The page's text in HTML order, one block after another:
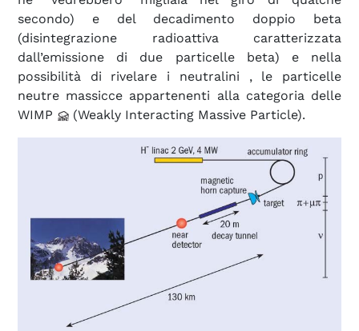
secondo) e del decadimento doppio beta
(disintegrazione radioattiva caratterizzata
dall’emissione di due particelle beta) e nella
possibilità di rivelare i neutralini , le particelle
neutre massicce appartenenti alla categoria delle
WIMP
(Weakly Interacting Massive Particle).